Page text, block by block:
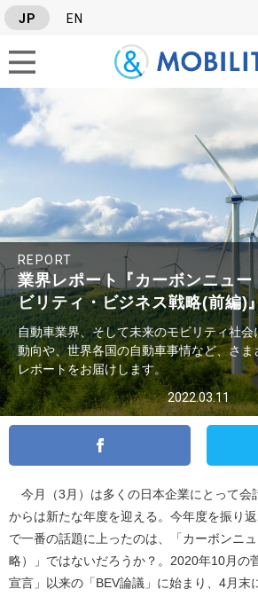
JP EN
SERIES
#Israel News Letter #グルーバル自動車ニュー
REPORT
業界レポート『カーボンニュー
ビリティ・ビジネス戦略(前編)
自動車業界、そして未来のモビリティ社
動向や、世界各国の自動車事情など、さ
レポートをお届けします。
2022.03.11
今月（3月）は多くの日本企業にとって会
からは新たな年度を迎える。今年度を振り
で一番の話題に上ったのは、「カーボンニ
略）」ではないだろうか？。2020年10月の
宣言」以来の「BEV論議」に始まり、4月末